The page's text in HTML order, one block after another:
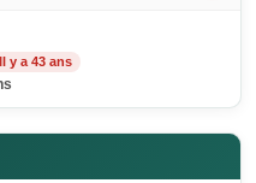
Il y a 43 ans